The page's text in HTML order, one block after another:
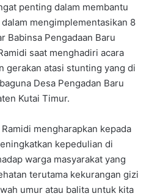
penting dalam membantu
mengimplementasikan 8
Babinsa Pengadaan Baru
saat menghadiri acara
gerakan atasi stunting yang di
Desa Pengadan Baru
Kutai Timur.
mengharapkan kepada
kepedulian di
warga masyarakat yang
terutama kekurangan gizi
umur atau balita untuk kita